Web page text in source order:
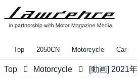
Top 2050CN Motorcycle Car
Top Motorcycle